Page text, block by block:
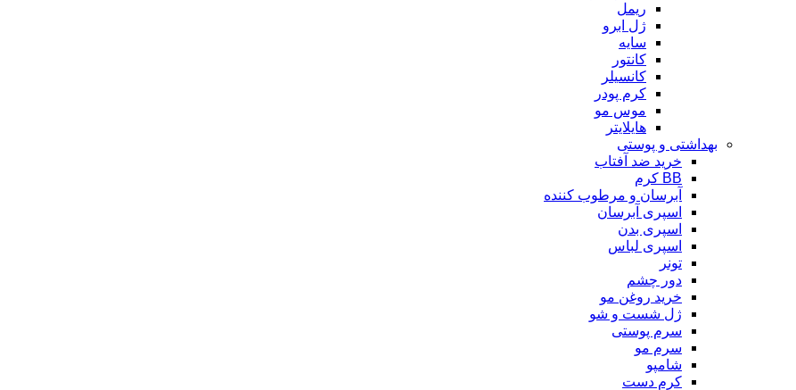
ریمل
ژل ابرو
سایه
کانتور
کانسیلر
کرم پودر
موس مو
هایلایتر
بهداشتی و پوستی
خرید ضد آفتاب
BB کرم
آبرسان و مرطوب کننده
اسپری آبرسان
اسپری بدن
اسپری لباس
تونر
دور چشم
خرید روغن مو
ژل شست و شو
سرم پوستی
سرم مو
شامپو
کرم دست